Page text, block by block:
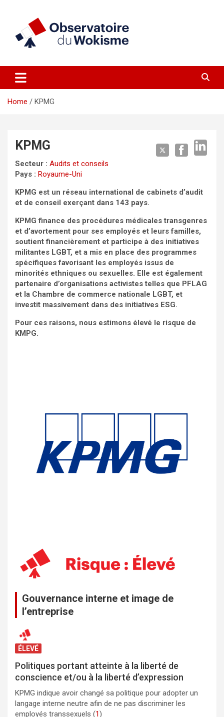
Observatoire du Wokisme
Home KPMG
KPMG
Secteur : Audits et conseils
Pays : Royaume-Uni
KPMG est un réseau international de cabinets d’audit
et de conseil exerçant dans 143 pays.
KPMG finance des procédures médicales transgenres
et d’avortement pour ses employés et leurs familles,
soutient financièrement et participe à des initiatives
militantes LGBT, et a mis en place des programmes
spécifiques favorisant les employés issus de
minorités ethniques ou sexuelles. Elle est également
partenaire d’organisations activistes telles que PFLAG
et la Chambre de commerce nationale LGBT, et
investit massivement dans des initiatives ESG.
Pour ces raisons, nous estimons élevé le risque de
KMPG.
Gouvernance interne et image de
l’entreprise
ÉLEVÉ
Politiques portant atteinte à la liberté de
conscience et/ou à la liberté d’expression
KPMG indique avoir changé sa politique pour adopter un
langage interne neutre afin de ne pas discriminer les
employés transsexuels (1)